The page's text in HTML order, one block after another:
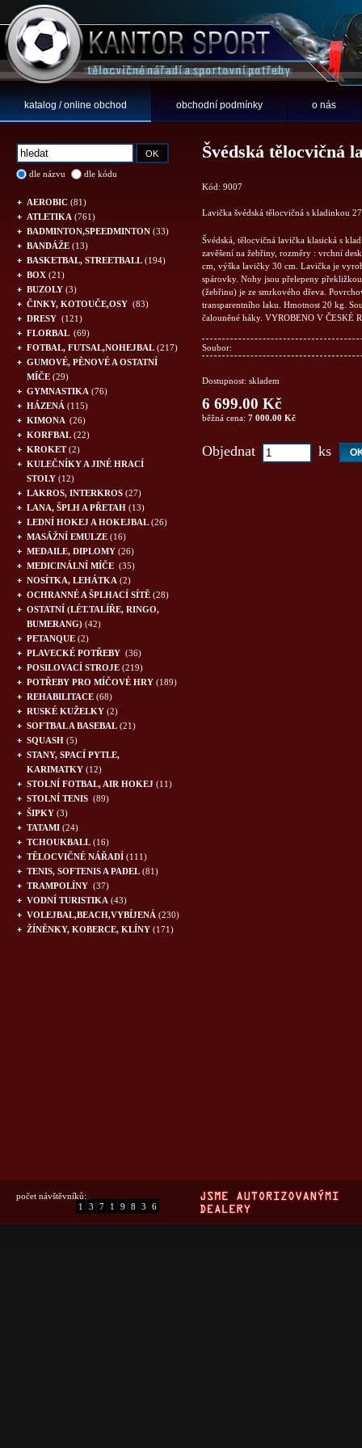
katalog / online obchod obchodní podmínky o nás
dle názvu dle kódu
AEROBIC (81)
ATLETIKA (761)
BADMINTON,SPEEDMINTON (33)
BANDÁŽE (13)
BASKETBAL, STREETBALL (194)
BOX (21)
BUZOLY (3)
ČINKY, KOTOUČE,OSY (83)
DRESY (121)
FLORBAL (69)
FOTBAL, FUTSAL,NOHEJBAL (217)
GUMOVÉ, PĚNOVÉ A OSTATNÍ
MÍČE (29)
GYMNASTIKA (76)
HÁZENÁ (115)
KIMONA (26)
KORFBAL (22)
KROKET(2)
KULEČNÍKY A JINÉ HRACÍ
STOLY (12)
LAKROS, INTERKROS (27)
LANA, ŠPLH A PŘETAH (13)
LEDNÍ HOKEJ A HOKEJBAL (26)
MASÁŽNÍ EMULZE (16)
MEDAILE, DIPLOMY (26)
MEDICINÁLNÍ MÍČE (35)
NOSÍTKA, LEHÁTKA (2)
OCHRANNÉ A ŠPLHACÍ SÍTĚ (28)
OSTATNÍ (LÉT.TALÍŘE, RINGO,
BUMERANG) (42)
PETANQUE (2)
PLAVECKÉ POTŘEBY (36)
POSILOVACÍ STROJE (219)
POTŘEBY PRO MÍČOVÉ HRY (189)
REHABILITACE (68)
RUSKÉ KUŽELKY (2)
SOFTBAL A BASEBAL (21)
SQUASH (5)
STANY, SPACÍ PYTLE,
KARIMATKY (12)
STOLNÍ FOTBAL, AIR HOKEJ (11)
STOLNÍ TENIS (89)
ŠIPKY (3)
TATAMI (24)
TCHOUKBALL (16)
TĚLOCVIČNÉ NÁŘADÍ (111)
TENIS, SOFTENIS A PADEL (81)
TRAMPOLÍNY (37)
VODNÍ TURISTIKA (43)
VOLEJBAL,BEACH,VYBÍJENÁ (230)
ŽÍNĚNKY, KOBERCE, KLÍNY (171)
Švédská tělocvičná
Kód: 9007
Lavička švédská tělocvičná s kladinkou
Švédská, tělocvičná lavička klasická s
zavěšení na žebřiny, rozměry : vrchní
cm, výška lavičky 30 cm. Lavička je
spárovky. Nohy jsou přelepeny
(žebřinu) je ze smrkového dřeva.
transparentního laku. Hmotnost 20 kg.
čalouněné háky. VYROBENO V ČESKÉ
Soubor:
Dostupnost: skladem
6 699.00 Kč
běžná cena: 7 000.00 Kč
Objednat ks
počet návštěvníků:
1
3 7 1 9 8 3 6